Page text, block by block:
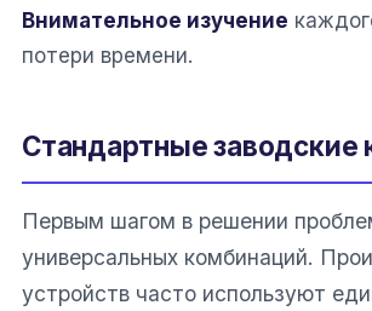
Внимательное изучение
потери времени.
Стандартные заводские
Первым шагом в решении
универсальных комбинаций.
устройств часто используют